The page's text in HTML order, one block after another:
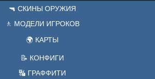
🔫 СКИНЫ ОРУЖИЯ
🚶 МОДЕЛИ ИГРОКОВ
🌍 КАРТЫ
📝 КОНФИГИ
🔣 ГРАФФИТИ